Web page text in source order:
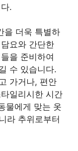
.
을 더욱 특별하
요와 간단한
을 준비하여
수 있습니다.
가거나, 편안
일리시한 시간
물에게 맞는 옷
라 추위로부터